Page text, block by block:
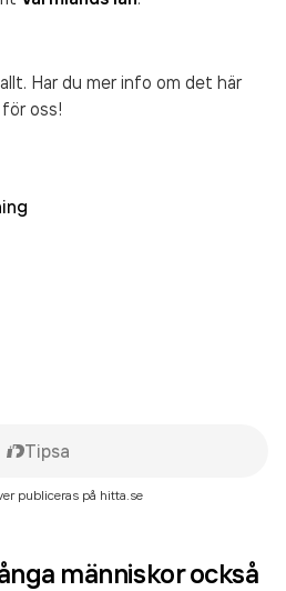
Har du mer info om det här
oss!
Tipsa
publiceras på hitta.se
människor också